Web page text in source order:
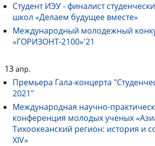
Студент ИЭУ - финалист
школ «Делаем будущее вместе»
Международный молодежный
«ГОРИЗОНТ-2100»'21
13 апр.
Премьера Гала-концерта
2021"
Международная научно-
конференция молодых ученых
Тихоокеанский регион: история и
XIV»